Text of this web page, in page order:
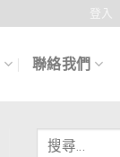
登入
聯絡我們